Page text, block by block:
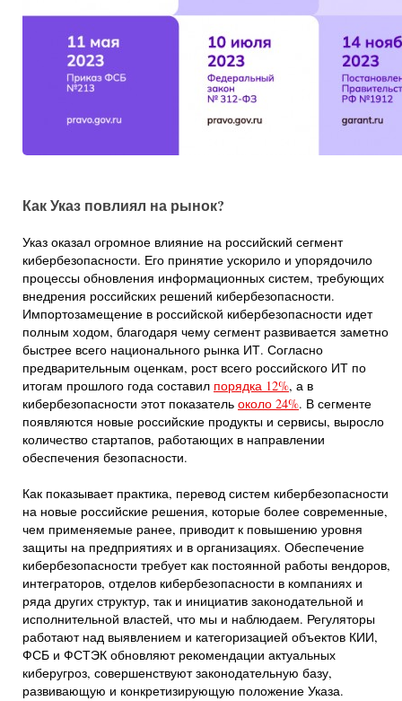
Как Указ повлиял на рынок?
Указ оказал огромное влияние на российский сегмент
кибербезопасности. Его принятие ускорило и упорядочило
процессы обновления информационных систем, требующих
внедрения российских решений кибербезопасности.
Импортозамещение в российской кибербезопасности идет
полным ходом, благодаря чему сегмент развивается заметно
быстрее всего национального рынка ИТ. Согласно
предварительным оценкам, рост всего российского ИТ по
итогам прошлого года составил порядка 12%, а в
кибербезопасности этот показатель около 24%. В сегменте
появляются новые российские продукты и сервисы, выросло
количество стартапов, работающих в направлении
обеспечения безопасности.
Как показывает практика, перевод систем кибербезопасности
на новые российские решения, которые более современные,
чем применяемые ранее, приводит к повышению уровня
защиты на предприятиях и в организациях. Обеспечение
кибербезопасности требует как постоянной работы вендоров,
интеграторов, отделов кибербезопасности в компаниях и
ряда других структур, так и инициатив законодательной и
исполнительной властей, что мы и наблюдаем. Регуляторы
работают над выявлением и категоризацией объектов КИИ,
ФСБ и ФСТЭК обновляют рекомендации актуальных
киберугроз, совершенствуют законодательную базу,
развивающую и конкретизирующую положение Указа.